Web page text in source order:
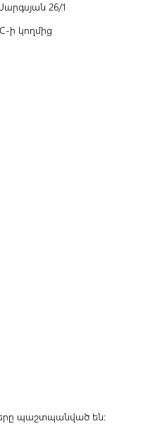
26/1
ի կողմից
պաշտպանված են: